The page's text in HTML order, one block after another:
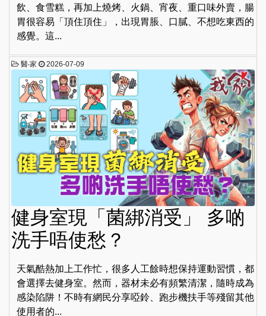
飲、食雪糕，再加上燒烤、火鍋、宵夜、重口味外賣，腸
胃很容易「頂住頂住」，出現胃脹、口膩、不想吃東西的
感覺。這...
醫‧家 2026-07-09
健身室現「菌綁消受」 多啲
洗手唔使愁？
天氣酷熱加上工作忙，很多人工餘時想保持運動習慣，都
會選擇去健身室。然而，器材未必有頻繁清潔，隨時成為
感染陷阱！不時有網民分享啞鈴、跑步機扶手等殘留其他
使用者的...